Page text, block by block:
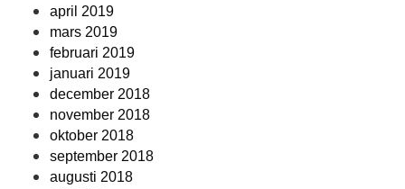
april 2019
mars 2019
februari 2019
januari 2019
december 2018
november 2018
oktober 2018
september 2018
augusti 2018